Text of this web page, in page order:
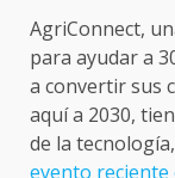
AgriConnect,
para ayudar a
a convertir sus
aquí a 2030,
de la
evento reciente